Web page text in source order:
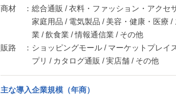
商材 ： 総合通販 / 衣料・ファッション・アクセ
家庭用品 / 電気製品 / 美容・健康・医療
業 / 飲食業 / 情報通信業 / その他
販路 ： ショッピングモール / マーケットプレイ
プリ / カタログ通販 / 実店舗 / その他
主な導入企業規模（年商）